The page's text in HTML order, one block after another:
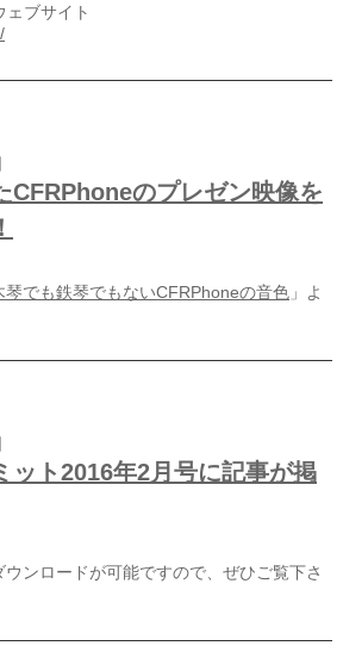
ェブサイト
CFRPhoneのプレゼン映像を
琴でも鉄琴でもないCFRPhoneの音色 」よ
ット2016年2月号に記事が掲
ウンロードが可能ですので、ぜひご覧下さ